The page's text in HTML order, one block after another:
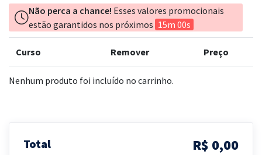
Não perca a chance! Esses valores promocionais
estão garantidos nos próximos 15m 00s
Curso Remover Preço
Nenhum produto foi incluído no carrinho.
Total R$ 0,00